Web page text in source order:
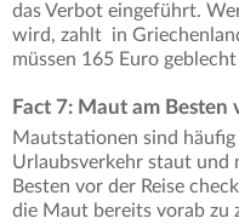
das Verbot eingeführt.
wird, zahlt in
müssen 165 Euro
Fact 7: Maut am Besten
Mautstationen sind
Urlaubsverkehr staut und
Besten vor der Reise
die Maut bereits vorab zu